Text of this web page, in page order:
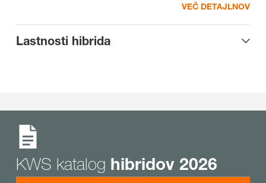
VEČ DETAJLNOV
Lastnosti hibrida
KWS katalog hibridov 2026